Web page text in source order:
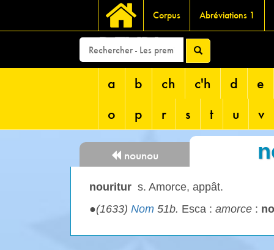
Corpus Abréviations 1
DEVRI
a b ch c'h d
e
o
p r s t u v
nounou
nouritur s. Amorce, appât.
●(1633) Nom 51b. Esca : amorce :